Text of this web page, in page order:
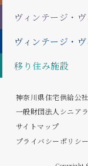
ヴィンテージ・ヴ
ヴィンテージ・ヴ
移り住み施設
神奈川県住宅供給公社
一般財団法人シニア
サイトマップ
プライバシーポリシー